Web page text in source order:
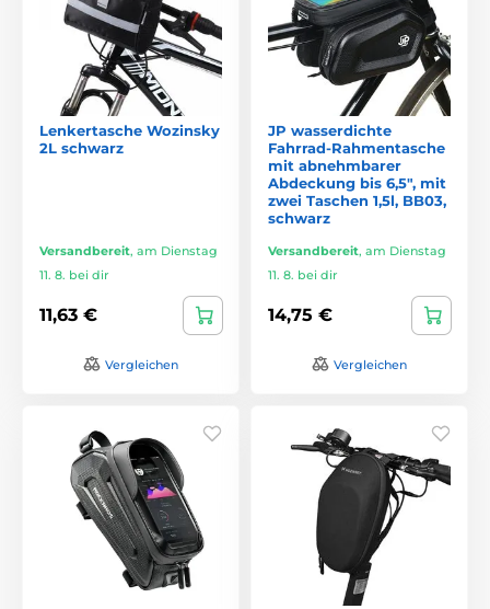
Lenkertasche Wozinsky
2L schwarz
Versandbereit, am Dienstag
11. 8. bei dir
11,63 €
Vergleichen
JP wasserdichte
Fahrrad-Rahmentasche
mit abnehmbarer
Abdeckung bis 6,5", mit
zwei Taschen 1,5l, BB03,
schwarz
Versandbereit, am Dienstag
11. 8. bei dir
14,75 €
Vergleichen